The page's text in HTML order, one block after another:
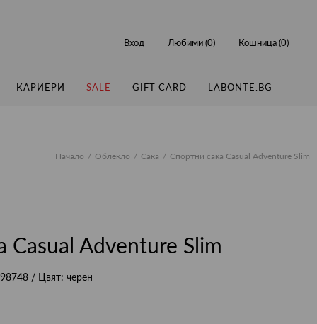
КАРИЕРИ SALE GIFT CARD LABONTE.BG
Вход Любими (0) Кошница (0)
Начало Облекло Сака Спортни сака Casual Adventure Slim
Casual Adventure Slim
/ Цвят: черен